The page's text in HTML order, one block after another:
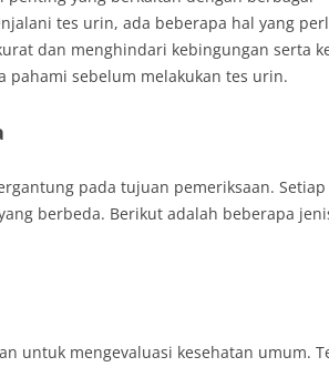
tes urin, ada beberapa hal yang
dan menghindari kebingungan serta
pahami sebelum melakukan tes urin.
pada tujuan pemeriksaan. Setiap
berbeda. Berikut adalah beberapa
untuk mengevaluasi kesehatan umum.